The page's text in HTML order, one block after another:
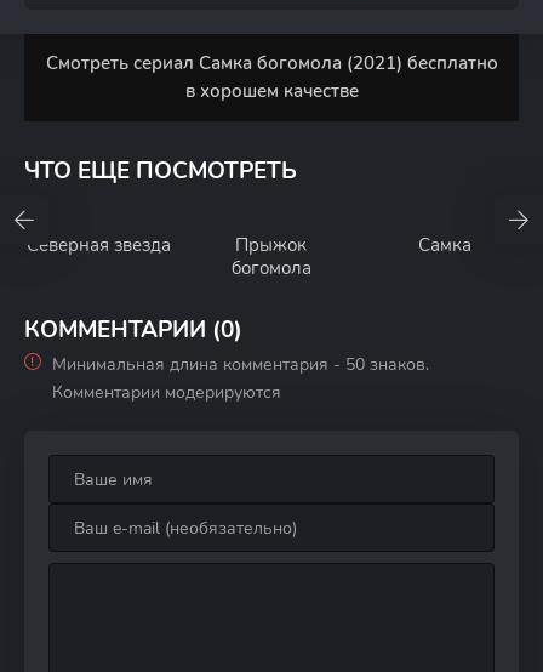
Смотреть сериал Самка богомола (2021) бесплатно
в хорошем качестве
ЧТО ЕЩЕ ПОСМОТРЕТЬ
Северная звезда
Прыжок
богомола
Самка
КОММЕНТАРИИ (0)
Минимальная длина комментария - 50 знаков.
Комментарии модерируются